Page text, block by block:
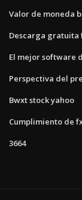
Valor de moneda
Descarga
El mejor software
Perspectiva del
Bwxt stock yahoo
Cumplimiento de
3664